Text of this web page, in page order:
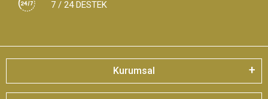
7 / 24 DESTEK
Kurumsal